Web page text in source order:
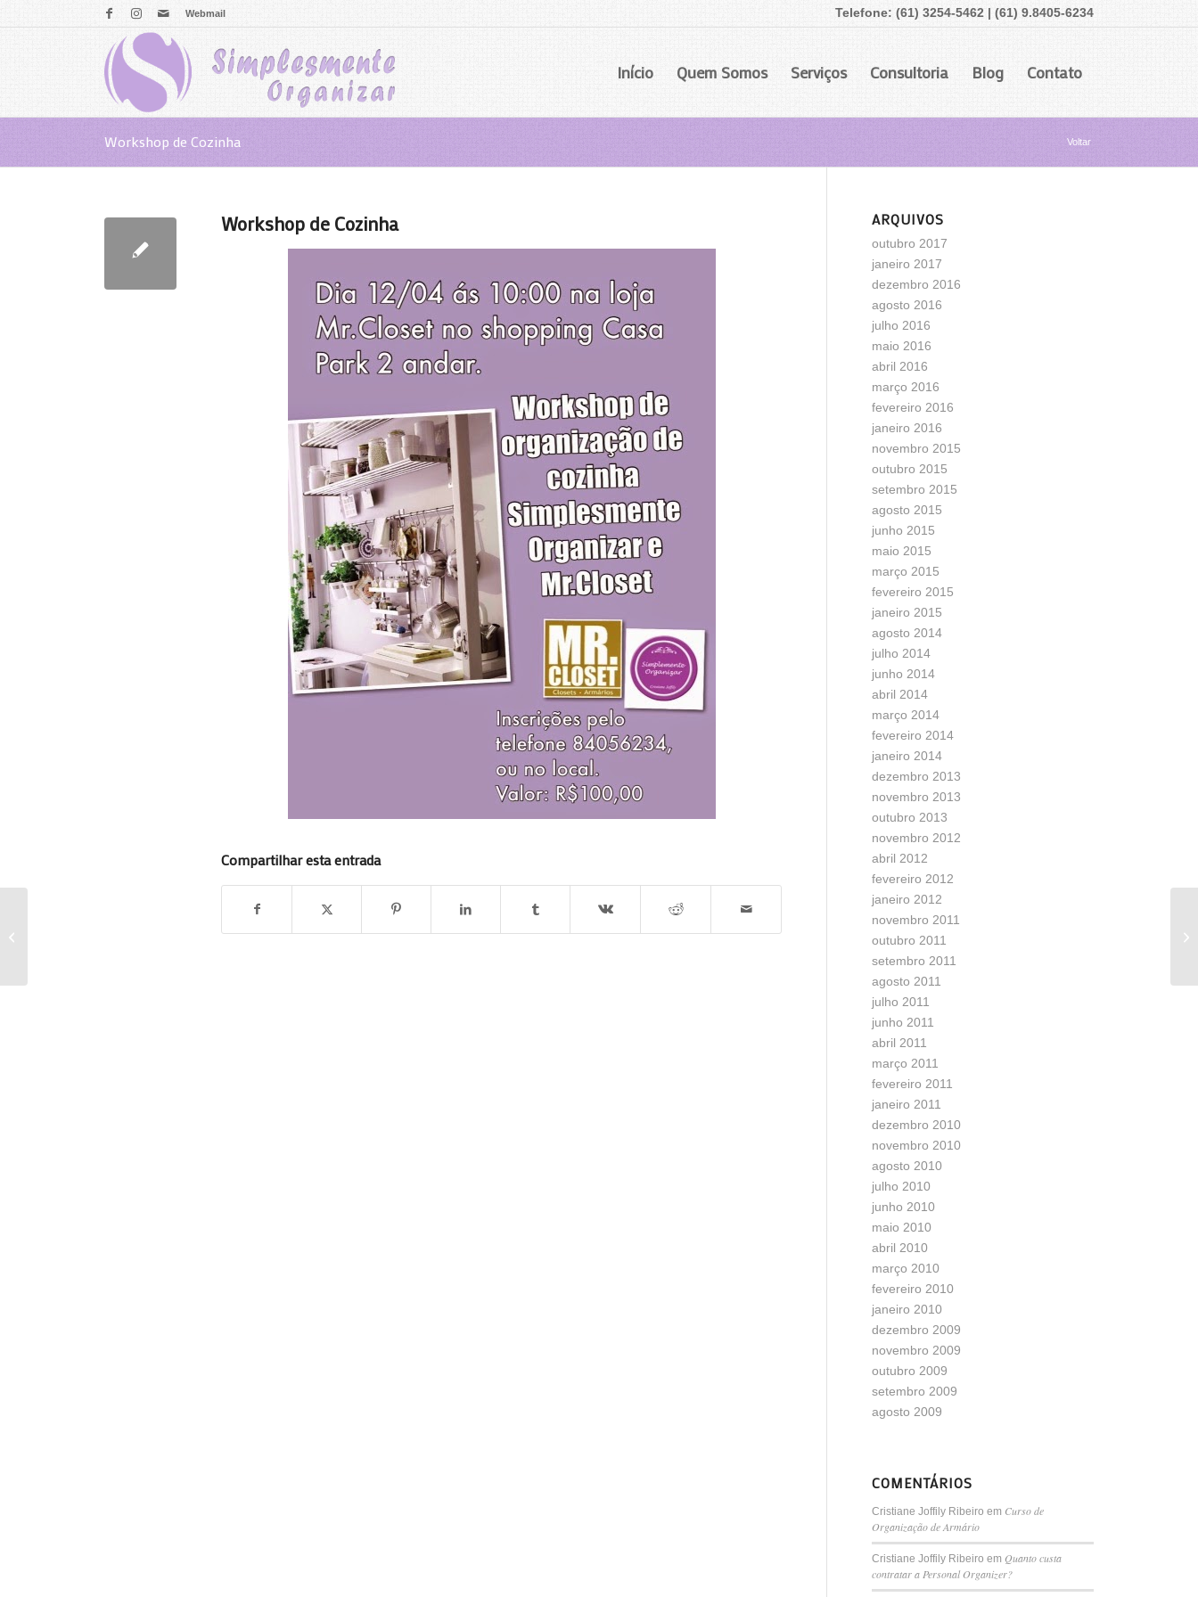
Webmail Telefone: (61) 3254-5462 | (61) 9.8405-6234
Início Quem Somos Serviços Consultoria Blog Contato
Workshop de Cozinha Voltar
Workshop de Cozinha
Compartilhar esta entrada
ARQUIVOS
outubro 2017
janeiro 2017
dezembro 2016
agosto 2016
julho 2016
maio 2016
abril 2016
março 2016
fevereiro 2016
janeiro 2016
novembro 2015
outubro 2015
setembro 2015
agosto 2015
junho 2015
maio 2015
março 2015
fevereiro 2015
janeiro 2015
agosto 2014
julho 2014
junho 2014
abril 2014
março 2014
fevereiro 2014
janeiro 2014
dezembro 2013
novembro 2013
outubro 2013
novembro 2012
abril 2012
fevereiro 2012
janeiro 2012
novembro 2011
outubro 2011
setembro 2011
agosto 2011
julho 2011
junho 2011
abril 2011
março 2011
fevereiro 2011
janeiro 2011
dezembro 2010
novembro 2010
agosto 2010
julho 2010
junho 2010
maio 2010
abril 2010
março 2010
fevereiro 2010
janeiro 2010
dezembro 2009
novembro 2009
outubro 2009
setembro 2009
agosto 2009
COMENTÁRIOS
Cristiane Joffily Ribeiro em Curso de
Organização de Armário
Cristiane Joffily Ribeiro emQuanto custa
contratar a Personal Organizer?